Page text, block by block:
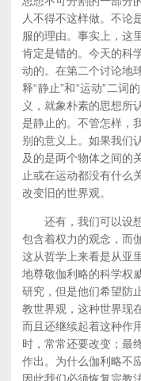
人不得不这样做。不论
服的理由。事实上，这
肯定是错的。今天的科
动的。在第二个讨论地
释“静止”和“运动”二词
义，就象朴素的思想所
是静止的。不管怎样，
别的意义上。如果我们
及的是两个物体之间的
止或在运动都没有什么
改变旧的世界观。
还有，我们可以设想
包含着权力的观念，而
这从哲学上来看是从亚
地尊敬伽利略的科学权
研究，但是他们希望防
教世界观，这种世界现
而且还继续起着这种作
时，常常还要改变；最
作出。为什么伽利略不